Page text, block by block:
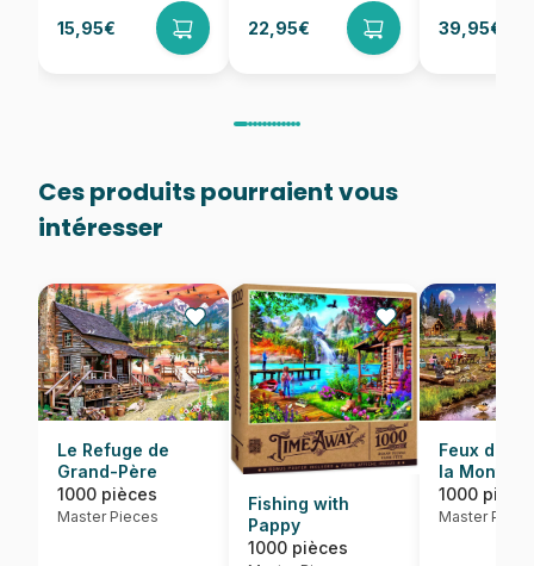
15,95€ 22,95€ 39,95€
Ces produits pourraient vous
intéresser
Le Refuge de
Grand-Père
1000 pièces
Master Pieces
Fishing with
Pappy
1000 pièces
Feux
la
1000
Master